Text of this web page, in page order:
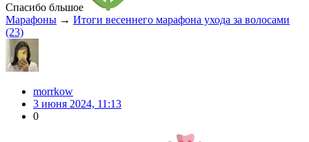
Спасибо бльшое
Марафоны → Итоги весеннего марафона ухода за волосами
(23)
morrkow
3 июня 2024, 11:13
0